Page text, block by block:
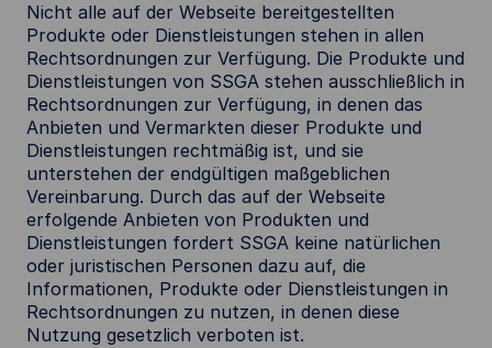
Nicht alle auf der Webseite bereitgestellten
Produkte oder Dienstleistungen stehen in allen
Rechtsordnungen zur Verfügung. Die Produkte und
Dienstleistungen von SSGA stehen ausschließlich in
Rechtsordnungen zur Verfügung, in denen das
Anbieten und Vermarkten dieser Produkte und
Dienstleistungen rechtmäßig ist, und sie
unterstehen der endgültigen maßgeblichen
Vereinbarung. Durch das auf der Webseite
erfolgende Anbieten von Produkten und
Dienstleistungen fordert SSGA keine natürlichen
oder juristischen Personen dazu auf, die
Informationen, Produkte oder Dienstleistungen in
Rechtsordnungen zu nutzen, in denen diese
Nutzung gesetzlich verboten ist.